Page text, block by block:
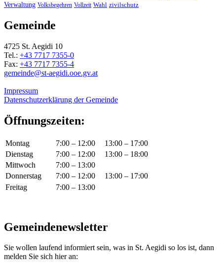
Verwaltung Volksbegehren Vollzeit Wahl zivilschutz
Gemeinde
4725 St. Aegidi 10
Tel.: +43 7717 7355-0
Fax: +43 7717 7355-4
gemeinde@st-aegidi.ooe.gv.at
Impressum
Datenschutzerklärung der Gemeinde
Öffnungszeiten:
Montag 7:00 – 12:00
13:00 – 17:00
Dienstag
7:00 – 12:00
13:00 – 18:00
Mittwoch
7:00 – 13:00
Donnerstag
7:00 – 12:00
13:00 – 17:00
Freitag
7:00 – 13:00
Gemeindenewsletter
Sie wollen laufend informiert sein, was in St. Aegidi so los ist, dann
melden Sie sich hier an: